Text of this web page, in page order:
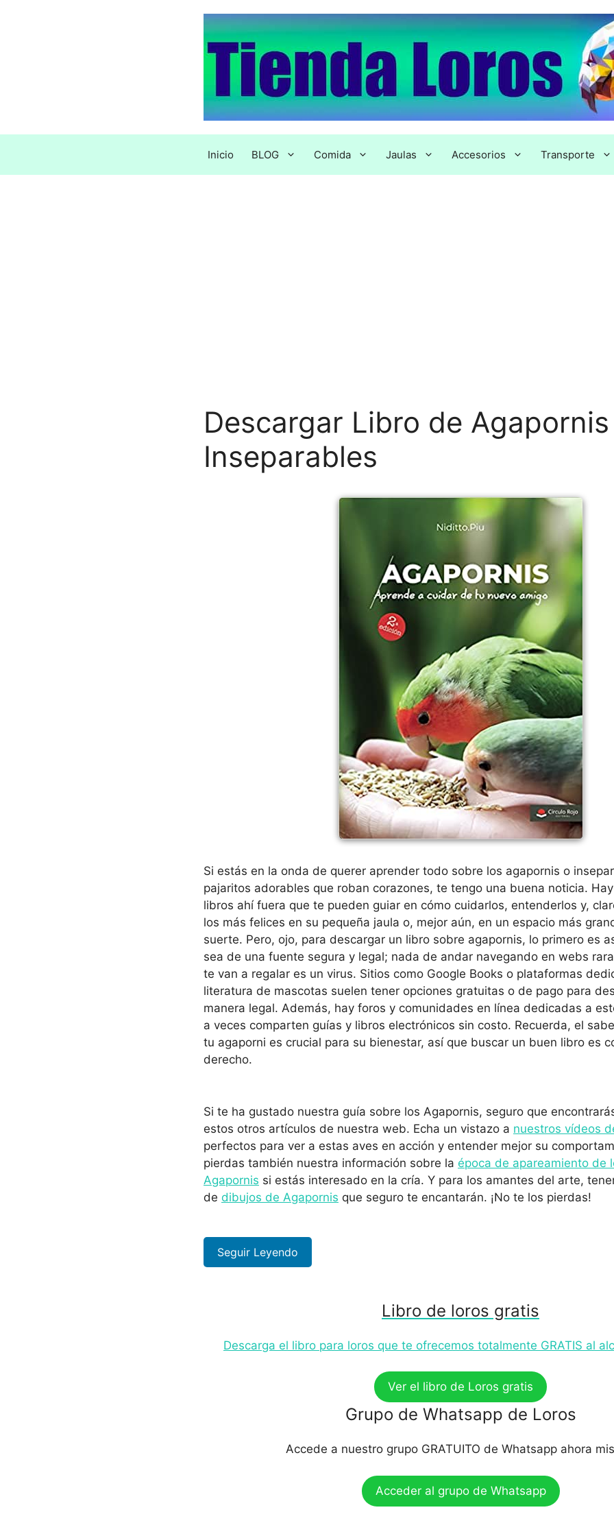
Inicio BLOG Comida Jaulas Accesorios Transporte
Descargar Libro de
Inseparables
Si estás en la onda de querer aprender todo sobre los agapornis o
pajaritos adorables que roban corazones, te tengo una buena noticia.
libros ahí fuera que te pueden guiar en cómo cuidarlos, entenderlos y,
los más felices en su pequeña jaula o, mejor aún, en un espacio más
suerte. Pero, ojo, para descargar un libro sobre agapornis, lo primero es
sea de una fuente segura y legal; nada de andar navegando en webs
te van a regalar es un virus. Sitios como Google Books o plataformas
literatura de mascotas suelen tener opciones gratuitas o de pago para
manera legal. Además, hay foros y comunidades en línea dedicadas a
a veces comparten guías y libros electrónicos sin costo. Recuerda, el
tu agaporni es crucial para su bienestar, así que buscar un buen libro es
derecho.
Si te ha gustado nuestra guía sobre los Agapornis, seguro que
estos otros artículos de nuestra web. Echa un vistazo a nuestros vídeos
perfectos para ver a estas aves en acción y entender mejor su
pierdas también nuestra información sobre la época de apareamiento de
Agapornis si estás interesado en la cría. Y para los amantes del arte,
de dibujos de Agapornis que seguro te encantarán. ¡No te los pierdas!
Seguir Leyendo
Libro de loros gratis
Descarga el libro para loros que te ofrecemos totalmente GRATIS al
Ver el libro de Loros gratis
Grupo de Whatsapp de Loros
Accede a nuestro grupo GRATUITO de Whatsapp ahora
Acceder al grupo de Whatsapp